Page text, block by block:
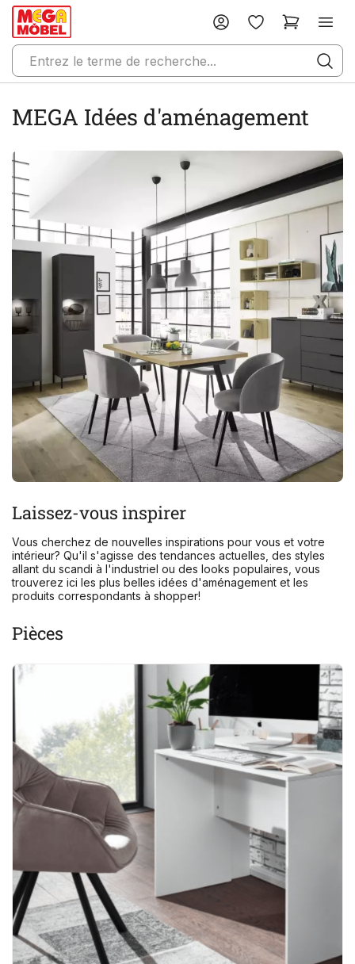
MEGA Idées d'aménagement
Laissez-vous inspirer
Vous cherchez de nouvelles inspirations pour vous et votre
intérieur? Qu'il s'agisse des tendances actuelles, des styles
allant du scandi à l'industriel ou des looks populaires, vous
trouverez ici les plus belles idées d'aménagement et les
produits correspondants à shopper!
Pièces